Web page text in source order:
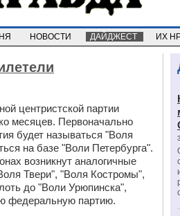
НОВОСТИ ДАЙДЖЕСТ ИХ
центристской партии
месяцев. Первоначально
будет называться "Воля
на базе "Воли Петербурга".
возникнут аналогичные
Твери", "Воля Костромы",
до "Воли Урюпинска",
федеральную партию.